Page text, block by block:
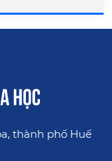
thành phố Huế